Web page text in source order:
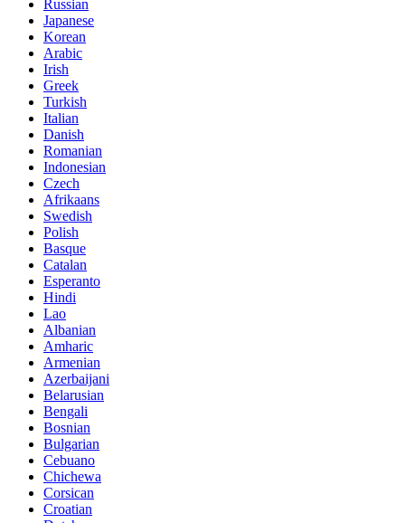
Russian
Japanese
Korean
Arabic
Irish
Greek
Turkish
Italian
Danish
Romanian
Indonesian
Czech
Afrikaans
Swedish
Polish
Basque
Catalan
Esperanto
Hindi
Lao
Albanian
Amharic
Armenian
Azerbaijani
Belarusian
Bengali
Bosnian
Bulgarian
Cebuano
Chichewa
Corsican
Croatian